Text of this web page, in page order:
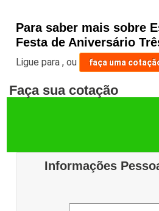
Para saber mais sobre
Festa de Aniversário
Ligue para,ou faça uma
Faça sua cotação
Informações